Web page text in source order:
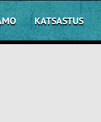
KATSASTUS